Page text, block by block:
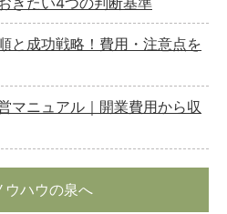
と成功戦略！費用・注意点を
マニュアル｜開業費用から収
ウハウの泉へ